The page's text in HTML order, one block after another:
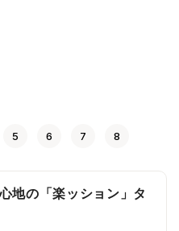
地の「楽ッション」タ
素押し
っぱい
ポケット
5 6 7 8